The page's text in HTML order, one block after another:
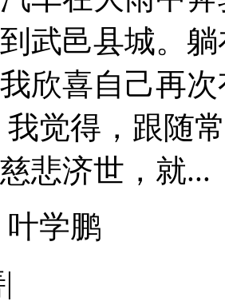
武邑县城。
欣喜自己再
我觉得，跟随
悲济世，就...
叶学鹏